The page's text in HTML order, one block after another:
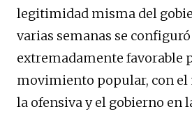
legitimidad misma del
varias semanas se
extremadamente favorable
movimiento popular, con
la ofensiva y el gobierno en